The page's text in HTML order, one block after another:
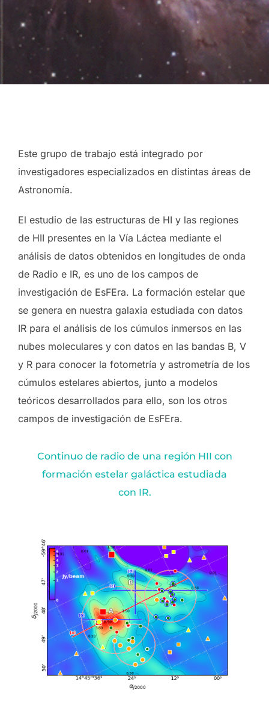
Este grupo de trabajo está integrado por
investigadores especializados en distintas áreas de
Astronomía.
El estudio de las estructuras de HI y las regiones
de HII presentes en la Vía Láctea mediante el
análisis de datos obtenidos en longitudes de onda
de Radio e IR, es uno de los campos de
investigación de EsFEra. La formación estelar que
se genera en nuestra galaxia estudiada con datos
IR para el análisis de los cúmulos inmersos en las
nubes moleculares y con datos en las bandas B, V
y R para conocer la fotometría y astrometría de los
cúmulos estelares abiertos, junto a modelos
teóricos desarrollados para ello, son los otros
campos de investigación de EsFEra.
Continuo de radio de una región HII con
formación estelar galáctica estudiada
con IR.